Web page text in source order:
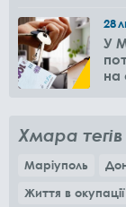
28
У
на
Хмара тегів
Маріуполь
Життя в окупації